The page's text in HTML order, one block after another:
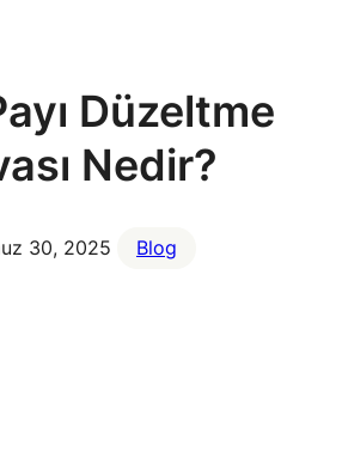
Düzeltme
Nedir?
30, 2025 Blog